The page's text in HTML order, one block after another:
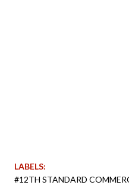
LABELS:
#12TH STANDARD